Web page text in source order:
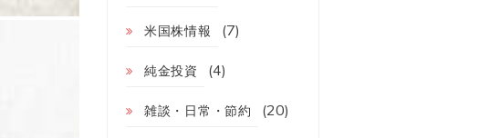
米国株情報 (7)
純金投資 (4)
雑談・日常・節約 (20)